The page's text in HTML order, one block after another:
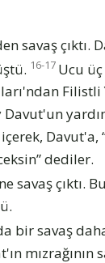
savaş çıktı.
16-17 Ucu
Davut'a,
dediler.
çıktı.
bir savaş
mızrağının